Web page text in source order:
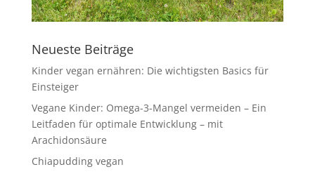
Neueste Beiträge
Kinder vegan ernähren: Die wichtigsten Basics für
Einsteiger
Vegane Kinder: Omega-3-Mangel vermeiden – Ein
Leitfaden für optimale Entwicklung – mit
Arachidonsäure
Chiapudding vegan